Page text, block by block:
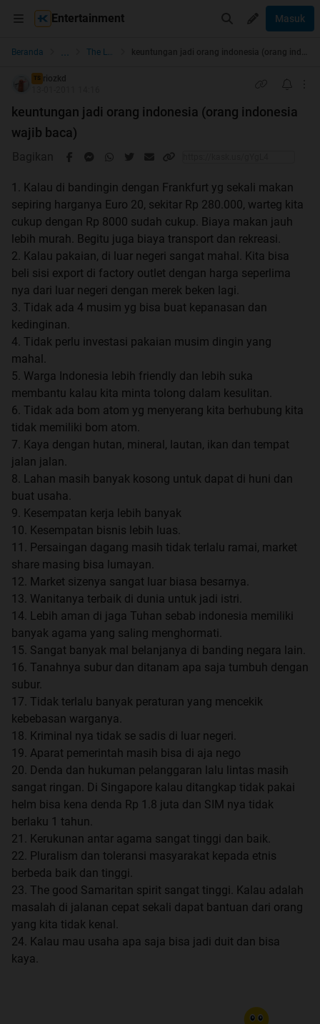
Entertainment Masuk
Beranda ... The Lounge
TS riozkd
keuntungan jadi orang indonesia (orang indonesia
wajib baca)
Bagikan
1. Kalau di bandingin dengan Frankfurt yg sekali makan
sepiring harganya Euro 20, sekitar Rp 280.000, warteg kita
cukup dengan Rp 8000 sudah cukup. Biaya makan jauh
lebih murah. Begitu juga biaya transport dan rekreasi.
2. Kalau pakaian, di luar negeri sangat mahal. Kita bisa
beli sisi export di factory outlet dengan harga seperlima
nya dari luar negeri dengan merek beken lagi.
3. Tidak ada 4 musim yg bisa buat kepanasan dan
kedinginan.
4. Tidak perlu investasi pakaian musim dingin yang
mahal.
5. Warga Indonesia lebih friendly dan lebih suka
membantu kalau kita minta tolong dalam kesulitan.
6. Tidak ada bom atom yg menyerang kita berhubung kita
tidak memiliki bom atom.
7. Kaya dengan hutan, mineral, lautan, ikan dan tempat
jalan jalan.
8. Lahan masih banyak kosong untuk dapat di huni dan
buat usaha.
9. Kesempatan kerja lebih banyak
10. Kesempatan bisnis lebih luas.
11. Persaingan dagang masih tidak terlalu ramai, market
share masing bisa lumayan.
12. Market sizenya sangat luar biasa besarnya.
13. Wanitanya terbaik di dunia untuk jadi istri.
14. Lebih aman di jaga Tuhan sebab indonesia memiliki
banyak agama yang saling menghormati.
15. Sangat banyak mal belanjanya di banding negara lain.
16. Tanahnya subur dan ditanam apa saja tumbuh dengan
subur.
17. Tidak terlalu banyak peraturan yang mencekik
kebebasan warganya.
18. Kriminal nya tidak se sadis di luar negeri.
19. Aparat pemerintah masih bisa di aja nego
20. Denda dan hukuman pelanggaran lalu lintas masih
sangat ringan. Di Singapore kalau ditangkap tidak pakai
helm bisa kena denda Rp 1.8 juta dan SIM nya tidak
berlaku 1 tahun.
21. Kerukunan antar agama sangat tinggi dan baik.
22. Pluralism dan toleransi masyarakat kepada etnis
berbeda baik dan tinggi.
23. The good Samaritan spirit sangat tinggi. Kalau adalah
masalah di jalanan cepat sekali dapat bantuan dari orang
yang kita tidak kenal.
24. Kalau mau usaha apa saja bisa jadi duit dan bisa
kaya.